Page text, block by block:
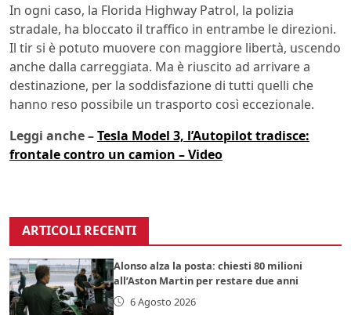
In ogni caso, la Florida Highway Patrol, la polizia
stradale, ha bloccato il traffico in entrambe le direzioni.
Il tir si è potuto muovere con maggiore libertà, uscendo
anche dalla carreggiata. Ma è riuscito ad arrivare a
destinazione, per la soddisfazione di tutti quelli che
hanno reso possibile un trasporto così eccezionale.
Leggi anche –Tesla Model 3, l’Autopilot tradisce:
frontale contro un camion – Video
ARTICOLI RECENTI
Alonso alza la posta: chiesti 80 milioni
all’Aston Martin per restare due anni
6 Agosto 2026